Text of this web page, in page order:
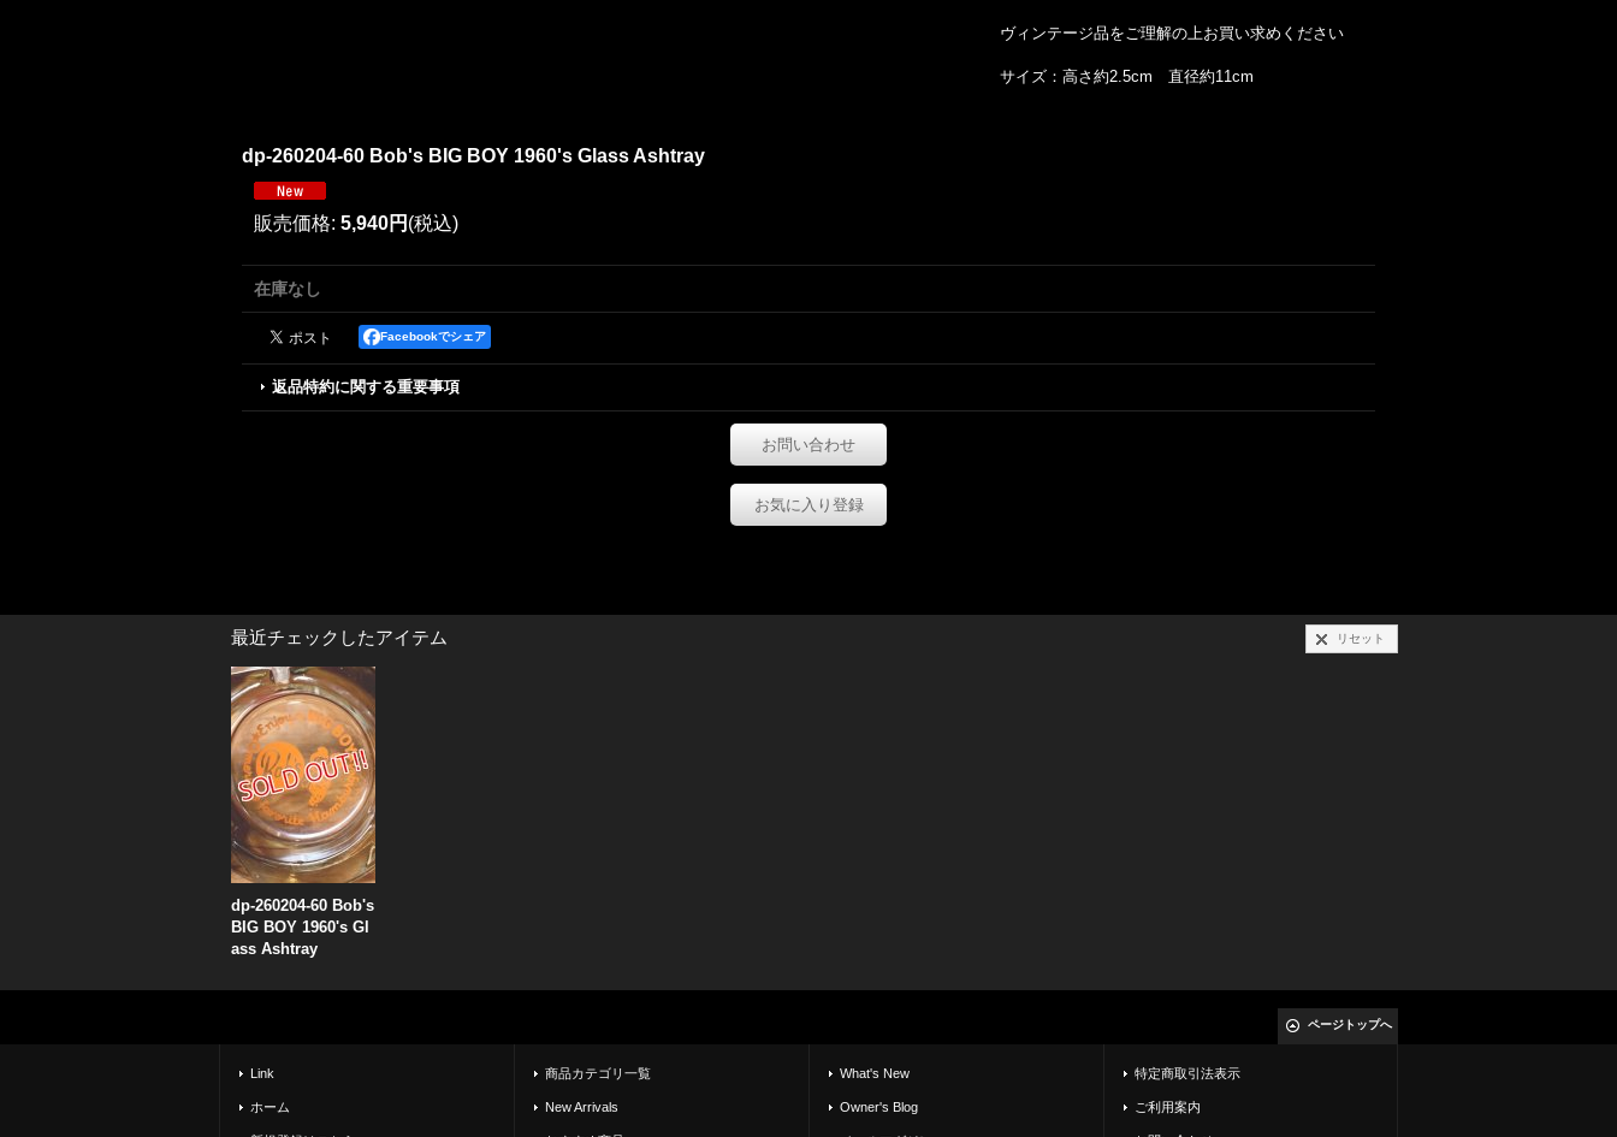
ヴィンテージ品をご理解の上お買い求めください
サイズ：高さ約2.5cm 直径約11cm
dp-260204-60 Bob's BIG BOY 1960's Glass Ashtray
販売価格: 5,940円 (税込)
在庫なし
Facebookでシェア
返品特約に関する重要事項
お問い合わせ
お気に入り登録
最近チェックしたアイテム リセット
dp-260204-60 Bob's
BIG BOY 1960's Gl
ass Ashtray
ページトップへ
Link
ホーム
商品カテゴリ一覧
New Arrivals
What's New
Owner's Blog
特定商取引法表示
ご利用案内